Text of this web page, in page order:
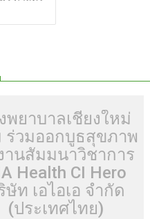
y
k
e
พยาบาลเชียงใหม่
ร่วมออกบูธสุขภาพ
านสัมมนาวิชาการ
Health CI Hero
ษัท เอไอเอ จำกัด
(ประเทศไทย)